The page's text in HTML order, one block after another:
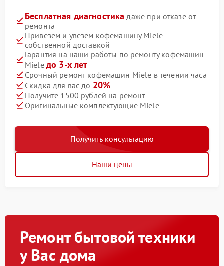
Бесплатная диагностика даже при отказе от
ремонта
Привезем и увезем кофемашину Miele
собственной доставкой
Гарантия на наши работы по ремонту кофемашин
Miele до 3-х лет
Срочный ремонт кофемашин Miele в течении часа
Скидка для вас до 20%
Получите 1500 рублей на ремонт
Оригинальные комплектующие Miele
Получить консультацию
Наши цены
Ремонт бытовой техники
у Вас дома